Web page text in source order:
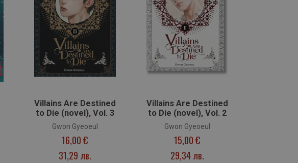
Villains Are Destined
to Die (novel), Vol. 3
Gwon Gyeoeul
16,00 €
31,29 лв.
Villains Are Destined
to Die (novel), Vol. 2
Gwon Gyeoeul
15,00 €
29,34 лв.